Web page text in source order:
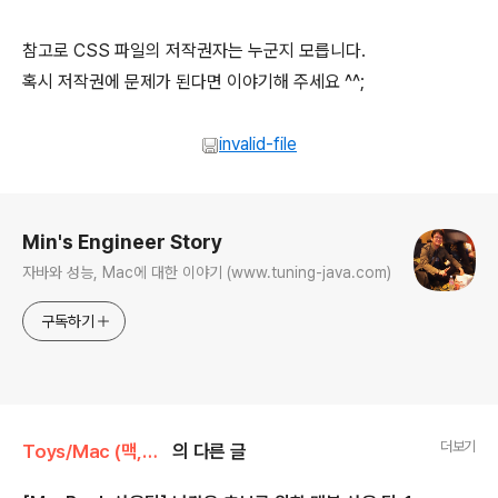
참고로 CSS 파일의 저작권자는 누군지 모릅니다.
혹시 저작권에 문제가 된다면 이야기해 주세요 ^^;
invalid-file
Min's Engineer Story
자바와 성능, Mac에 대한 이야기 (www.tuning-java.com)
구독하기
Toys/Mac (맥,맥북) 의 다른 글 더보기